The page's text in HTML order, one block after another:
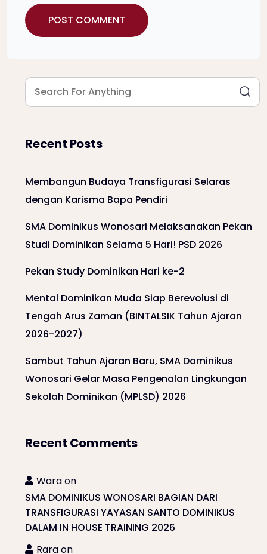
Recent Posts
Membangun Budaya Transfigurasi Selaras
dengan Karisma Bapa Pendiri
SMA Dominikus Wonosari Melaksanakan Pekan
Studi Dominikan Selama 5 Hari! PSD 2026
Pekan Study Dominikan Hari ke-2
Mental Dominikan Muda Siap Berevolusi di
Tengah Arus Zaman (BINTALSIK Tahun Ajaran
2026-2027)
Sambut Tahun Ajaran Baru, SMA Dominikus
Wonosari Gelar Masa Pengenalan Lingkungan
Sekolah Dominikan (MPLSD) 2026
Recent Comments
Waraon
SMA DOMINIKUS WONOSARI BAGIAN DARI
TRANSFIGURASI YAYASAN SANTO DOMINIKUS
DALAM IN HOUSE TRAINING 2026
Raraon